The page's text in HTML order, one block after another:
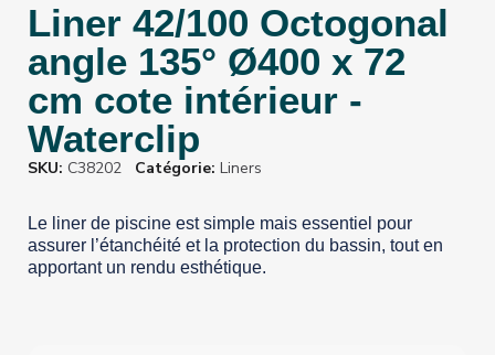
Liner 42/100 Octogonal
angle 135° Ø400 x 72
cm cote intérieur -
Waterclip
SKU C38202 Catégorie Liners
Le liner de piscine est simple mais essentiel pour
assurer l’étanchéité et la protection du bassin, tout en
apportant un rendu esthétique.